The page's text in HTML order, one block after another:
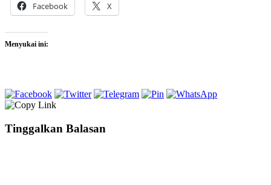
Facebook X
Menyukai ini:
Tinggalkan Balasan